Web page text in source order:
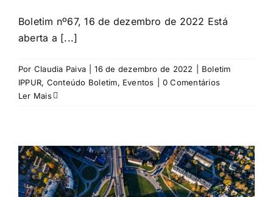
Boletim nº67, 16 de dezembro de 2022 Está
aberta a [...]
Por Claudia Paiva 16 de dezembro de 2022
Boletim
IPPUR, Conteúdo Boletim, Eventos
0 Comentários
Ler Mais